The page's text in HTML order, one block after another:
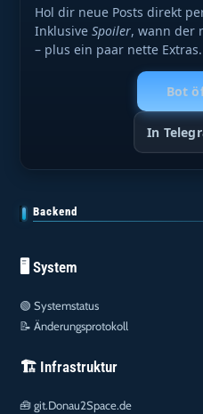
Hol dir neue Posts direkt
InklusiveSpoiler, wann der
– plus ein paar nette Extras.
Bot
In
Backend
🖥️ System
🟢Systemstatus
📝Änderungsprotokoll
🏗️ Infrastruktur
🧰git.Donau2Space.de